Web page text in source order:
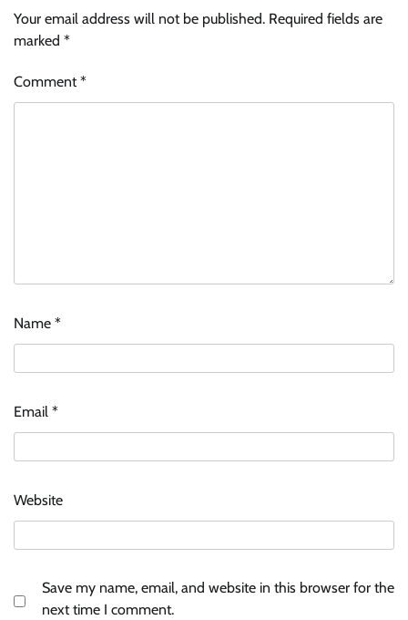
Your email address will not be published. Required fields are
marked *
Comment*
Name *
Email *
Website
Save my name, email, and website in this browser for the
next time I comment.